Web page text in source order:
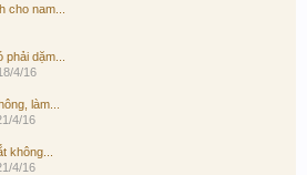
cho nam...
dặm...
4/16
làm...
4/16
không...
4/16